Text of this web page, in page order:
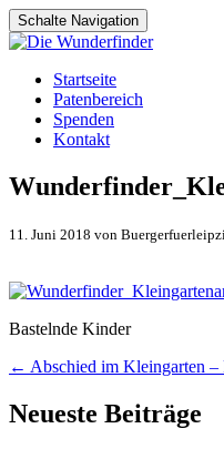
Schalte Navigation
Zum
Inhalt
springen
Startseite
Patenbereich
Spenden
Kontakt
11. Juni 2018 von
Bastelnde Kinder
Artikel-
Navigation
← Abschied im Kleingarten –
Neueste Beiträge